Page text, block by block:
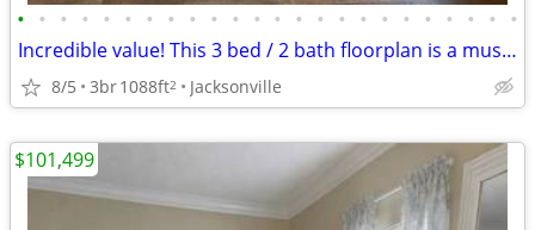
• • • • • • • • • • • • • • • • • • • • • • • •
Incredible value! This 3 bed / 2 bath floorplan is a must see!
8/5 3br1088ft2 Jacksonville
$101,499